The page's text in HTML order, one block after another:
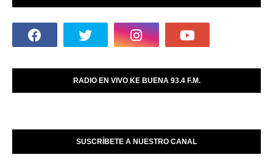
RADIO EN VIVO KE BUENA 93.4 F.M.
SUSCRÍBETE A NUESTRO CANAL